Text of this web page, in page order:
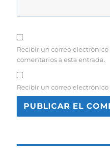
Recibir un correo
comentarios a esta entrada.
Recibir un correo